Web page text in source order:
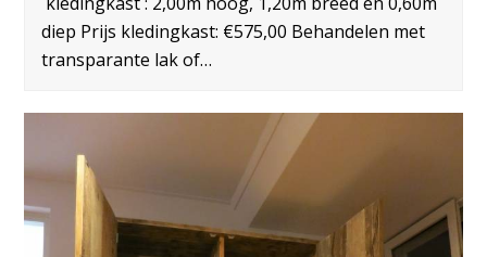
diep Prijs kledingkast: €575,00 Behandelen met
transparante lak of…